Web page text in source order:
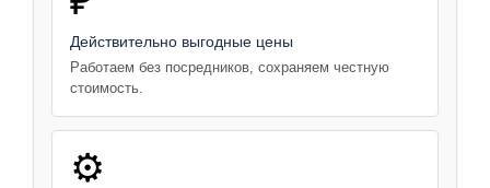
Действительно выгодные цены
Работаем без посредников, сохраняем честную
стоимость.
⚙️